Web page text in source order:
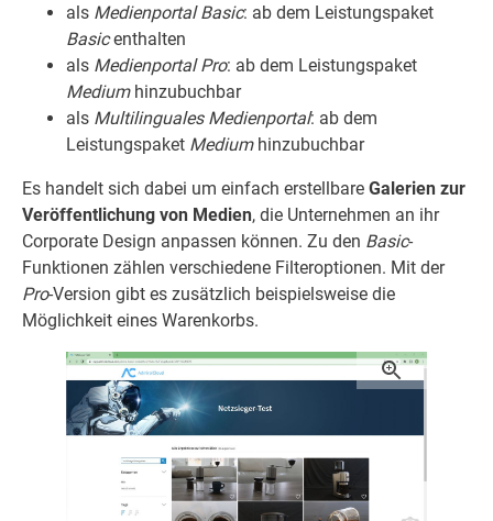
als Medienportal Basic: ab dem Leistungspaket
Basicenthalten
als Medienportal Pro: ab dem Leistungspaket
Mediumhinzubuchbar
als Multilinguales Medienportal: ab dem
Leistungspaket Mediumhinzubuchbar
Es handelt sich dabei um einfach erstellbare Galerien zur
Veröffentlichung von Medien, die Unternehmen an ihr
Corporate Design anpassen können. Zu den Basic-
Funktionen zählen verschiedene Filteroptionen. Mit der
Pro-Version gibt es zusätzlich beispielsweise die
Möglichkeit eines Warenkorbs.